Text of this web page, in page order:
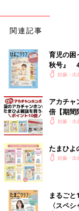
関連記事
育児の困
秋号』 4
いっぱい
妊娠・出
アカチャ
倍【期間
妊娠・出
たまひよ
妊娠・出
まるごと
〈スペ